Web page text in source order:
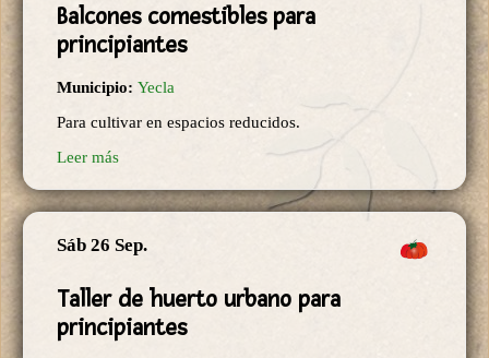
Balcones comestibles para
principiantes
Municipio: Yecla
Para cultivar en espacios reducidos.
Leer más
Sáb 26 Sep.
Taller de huerto urbano para
principiantes